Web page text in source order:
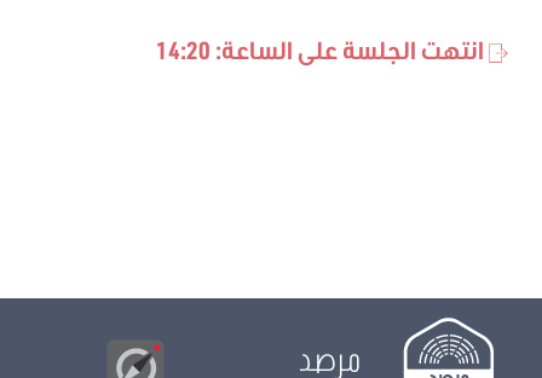
انتهت الجلسة على الساعة: 14:20
مرصد